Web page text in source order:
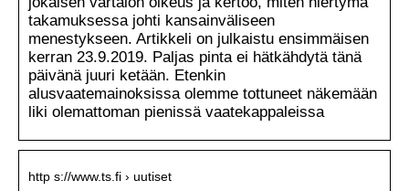
takamuksessa johti kansainväliseen
menestykseen. Artikkeli on julkaistu ensimmäisen
kerran 23.9.2019. Paljas pinta ei hätkähdytä tänä
päivänä juuri ketään. Etenkin
alusvaatemainoksissa olemme tottuneet näkemään
liki olemattoman pienissä vaatekappaleissa
http s://www.ts.fi › uutiset